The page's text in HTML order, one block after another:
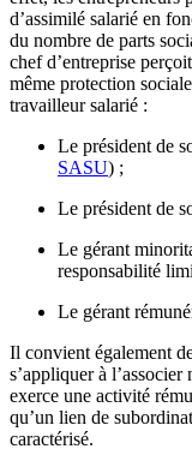
d’assimilé salarié en
du nombre de parts
chef d’entreprise
même protection
travailleur salarié :
Le président de
SASU) ;
Le président de
Le gérant
responsabilité
Le gérant
Il convient également
s’appliquer à
exerce une activité
qu’un lien de
caractérisé.